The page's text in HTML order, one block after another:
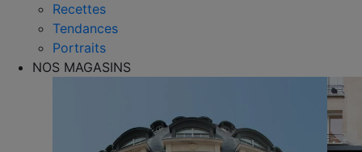
Recettes
Tendances
Portraits
NOS MAGASINS